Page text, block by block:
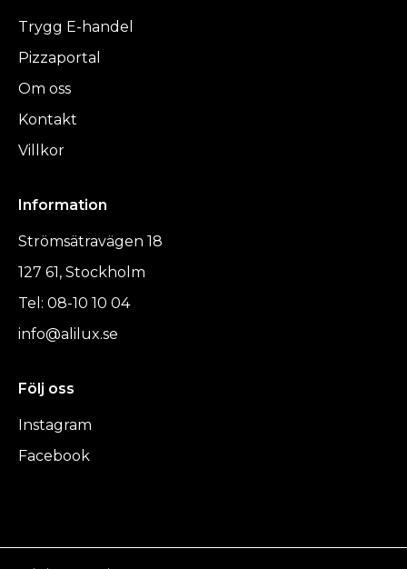
Trygg E-handel
Pizzaportal
Om oss
Kontakt
Villkor
Information
Strömsätravägen 18
127 61, Stockholm
Tel: 08-10 10 04
info@alilux.se
Följ oss
Instagram
Facebook